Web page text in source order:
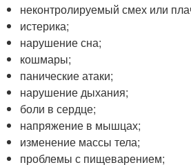
неконтролируемый смех или
истерика;
нарушение сна;
кошмары;
панические атаки;
нарушение дыхания;
боли в сердце;
напряжение в мышцах;
изменение массы тела;
проблемы с пищеварением;